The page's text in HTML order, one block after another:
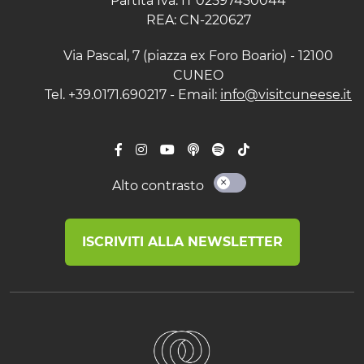
REA: CN-220627
Via Pascal, 7 (piazza ex Foro Boario) - 12100
CUNEO
Tel. +39.0171.690217 - Email: info@visitcuneese.it
Alto contrasto
ISCRIVITI ALLA NEWSLETTER